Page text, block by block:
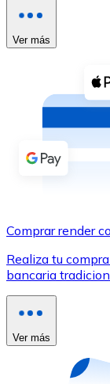
Ver todo
Compra
Comprar
Utiliza
Comprar con
Ver más
Comprar render
Realiza tu
bancaria
Ver más